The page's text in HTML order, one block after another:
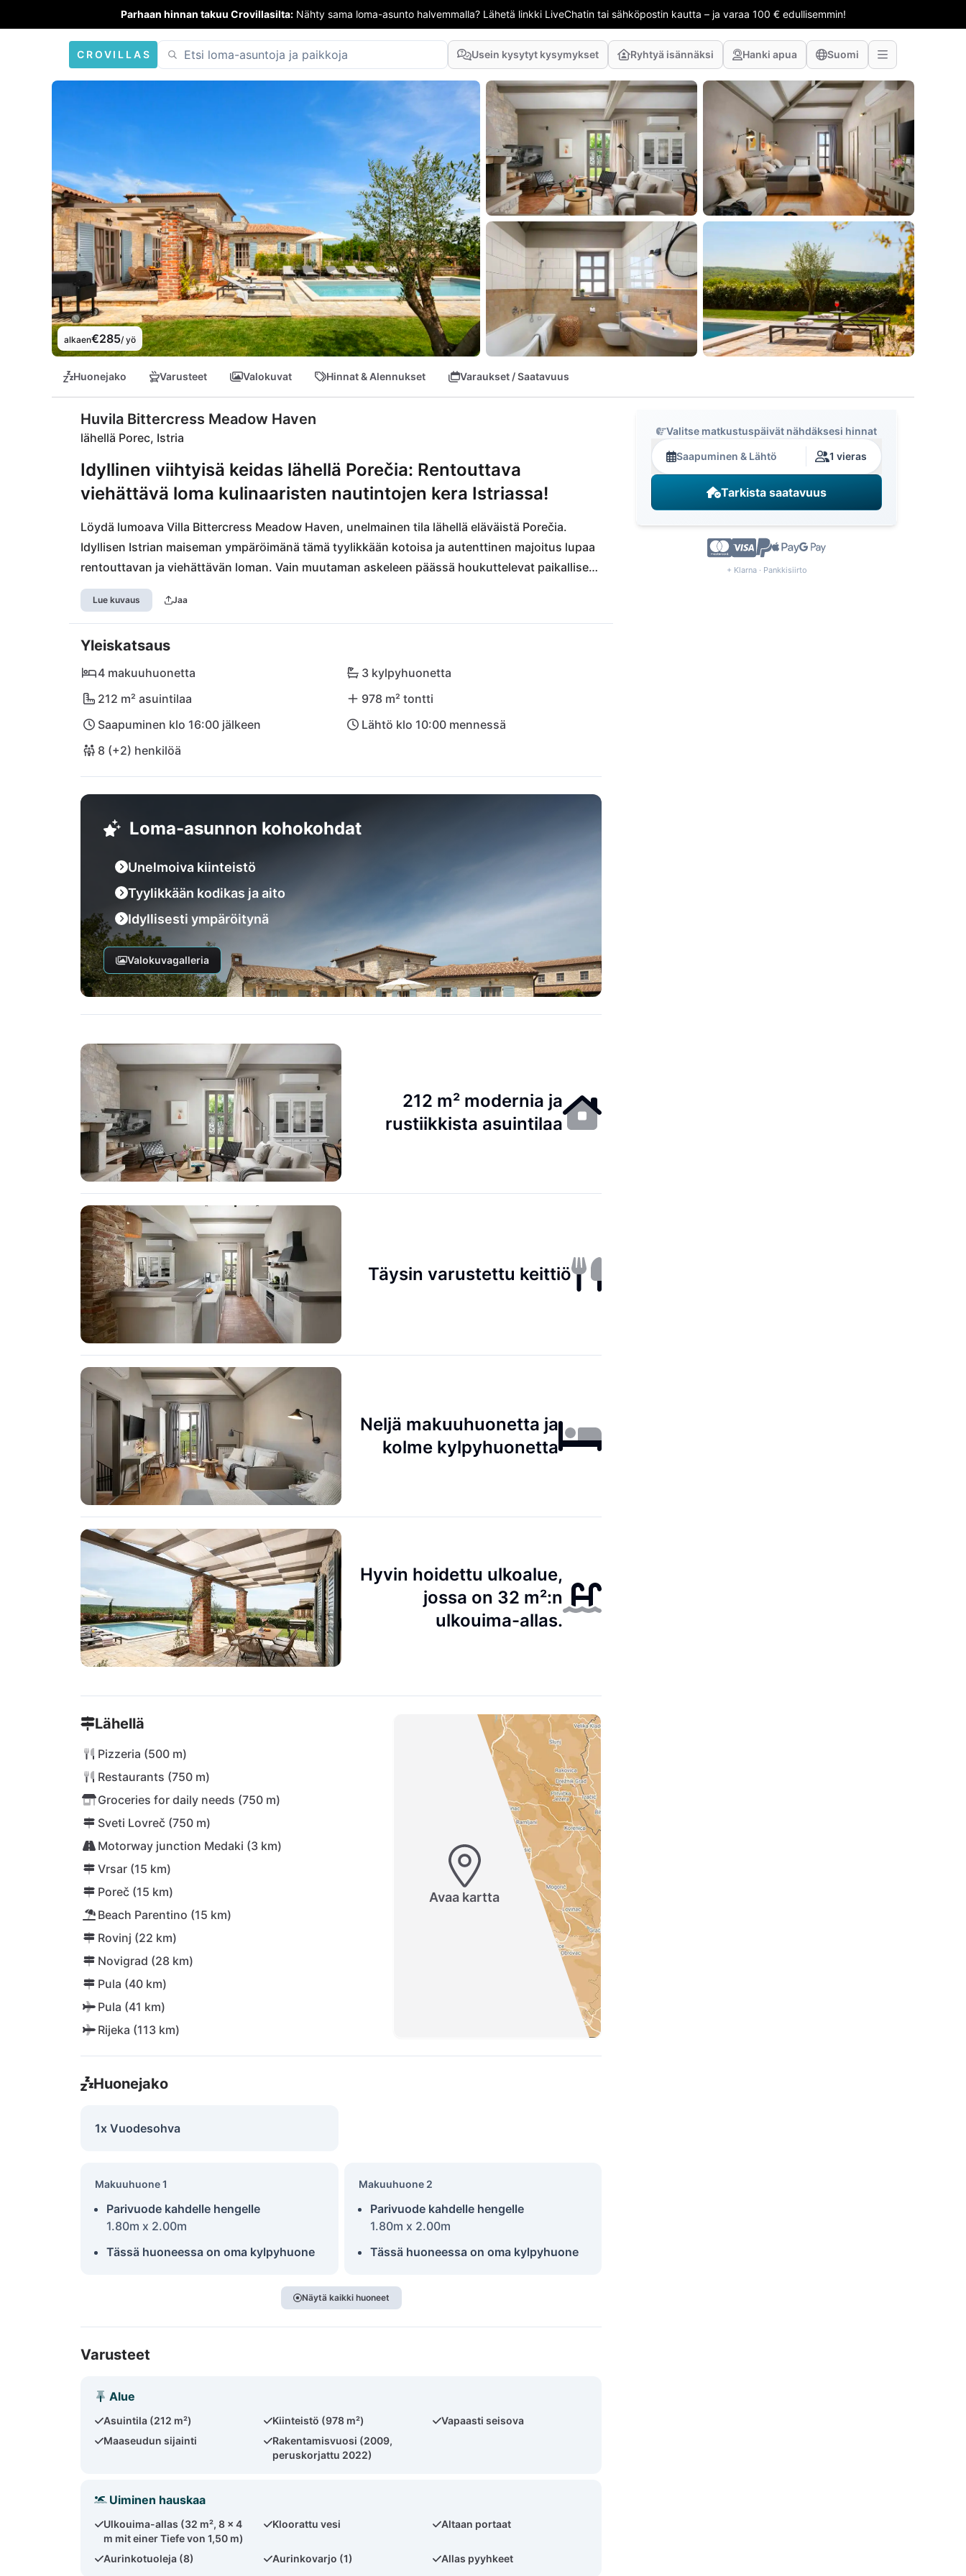
Parhaan hinnan takuu Crovillasilta: Nähty sama loma-asunto halvemmalla? Lähetä linkki LiveChatin tai sähköpostin kautta – ja varaa 100 € edullisemmin!
CROVILLAS Usein kysytyt kysymykset Ryhtyä isännäksi Hanki apua Suomi
alkaen€285/ yö
Huonejako Varusteet Valokuvat Hinnat & Alennukset Varaukset / Saatavuus
Huvila Bittercress Meadow Haven
lähellä Porec, Istria
Idyllinen viihtyisä keidas lähellä Porečia: Rentouttava
viehättävä loma kulinaaristen nautintojen kera Istriassa!
Löydä lumoava Villa Bittercress Meadow Haven, unelmainen tila lähellä eläväistä Porečia.
Idyllisen Istrian maiseman ympäröimänä tämä tyylikkään kotoisa ja autenttinen majoitus lupaa
rentouttavan ja viehättävän loman. Vain muutaman askeleen päässä houkuttelevat paikalliset
herkut lähiseudun ravintoloissa ja pizzeria kutsuu nautinnolliseen oleskeluun. Tutki
historiallisen Sveti Lovrečin tai sukella Vrsarissa ja Rovinjin sinisiin aaltoihin. Nopean
moottoritieyhteyden ansiosta myös retket Novigradiin tai antiikkiseen Pulan amfiteatteriin
onnistuvat vaivattomasti – täydellinen pakopaikkasi Istrian sydämessä odottaa sinua!
Lue kuvaus Jaa
Yleiskatsaus
4 makuuhuonetta
3 kylpyhuonetta
212 m² asuintilaa
978 m² tontti
Saapuminen klo 16:00 jälkeen
Lähtö klo 10:00 mennessä
8 (+2) henkilöä
Loma-asunnon kohokohdat
Unelmoiva kiinteistö
Tyylikkään kodikas ja aito
Idyllisesti ympäröitynä
Valokuvagalleria
212 m² modernia ja
rustiikkista asuintilaa
Täysin varustettu keittiö
Neljä makuuhuonetta ja
kolme kylpyhuonetta
Hyvin hoidettu ulkoalue,
jossa on 32 m²:n
ulkouima-allas.
Lähellä
Pizzeria (500 m)
Restaurants (750 m)
Groceries for daily needs (750 m)
Sveti Lovreč (750 m)
Motorway junction Medaki (3 km)
Vrsar (15 km)
Poreč (15 km)
Beach Parentino (15 km)
Rovinj (22 km)
Novigrad (28 km)
Pula (40 km)
Pula (41 km)
Rijeka (113 km)
Avaa kartta
Huonejako
1x Vuodesohva
Makuuhuone 1
Parivuode kahdelle hengelle
1.80m x 2.00m
Tässä huoneessa on oma kylpyhuone
Makuuhuone 2
Parivuode kahdelle hengelle
1.80m x 2.00m
Tässä huoneessa on oma kylpyhuone
Näytä kaikki huoneet
Varusteet
Alue
Asuintila (212 m²) Kiinteistö (978 m²)
Vapaasti seisova
Maaseudun sijainti
Rakentamisvuosi (2009,
peruskorjattu 2022)
Uiminen hauskaa
Ulkouima-allas (32 m², 8 x 4
m mit einer Tiefe von 1,50 m)
Kloorattu vesi Altaan portaat
Aurinkotuoleja (8) Aurinkovarjo (1) Allas pyyhkeet
Valitse matkustuspäivät nähdäksesi hinnat
Saapuminen & Lähtö 1 vieras
Tarkista saatavuus
+ Klarna · Pankkisiirto